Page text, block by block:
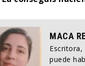
MACA
puede